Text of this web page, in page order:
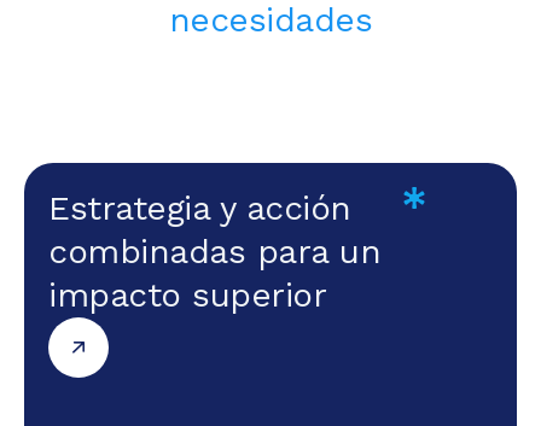
necesidades
Estrategia y acción
combinadas para un
impacto superior